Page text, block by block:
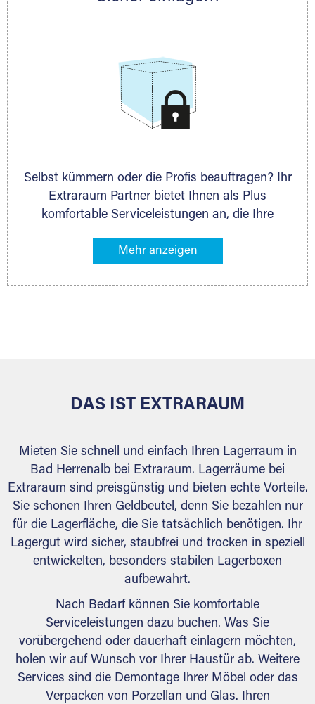
Selbst kümmern oder die Profis beauftragen? Ihr
Extraraum Partner bietet Ihnen als Plus
komfortable Serviceleistungen an, die Ihre
gehören z. B. Verpackungsservice, Lieferung von
Ihr Lagergut wird bei Ihrem Extraraum Partner
DAS IST EXTRARAUM
Mieten Sie schnell und einfach Ihren Lagerraum in
Bad Herrenalb bei Extraraum. Lagerräume bei
Extraraum sind preisgünstig und bieten echte Vorteile.
Sie schonen Ihren Geldbeutel, denn Sie bezahlen nur
für die Lagerfläche, die Sie tatsächlich benötigen. Ihr
Lagergut wird sicher, staubfrei und trocken in speziell
entwickelten, besonders stabilen Lagerboxen
aufbewahrt.
Nach Bedarf können Sie komfortable
Serviceleistungen dazu buchen. Was Sie
vorübergehend oder dauerhaft einlagern möchten,
holen wir auf Wunsch vor Ihrer Haustür ab. Weitere
Services sind die Demontage Ihrer Möbel oder das
Verpacken von Porzellan und Glas. Ihren